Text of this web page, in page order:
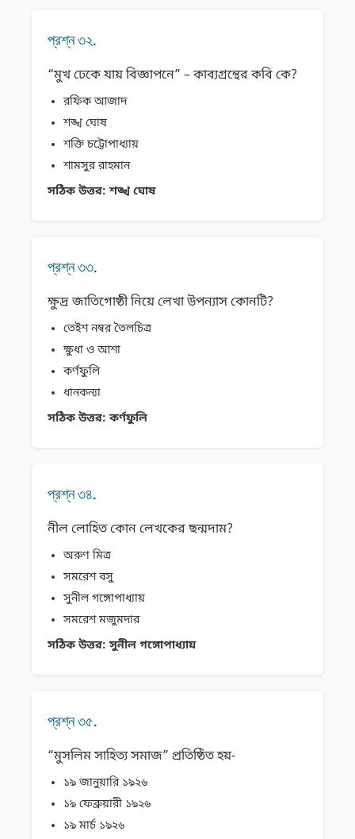
প্রশ্ন ৩২.
“মুখ ঢেকে যায় বিজ্ঞাপনে” – কাব্যগ্রন্থের কবি কে?
রফিক আজাদ
শঙ্খ ঘোষ
শক্তি চট্টোপাধ্যায়
শামসুর রাহমান
সঠিক উত্তর: শঙ্খ ঘোষ
প্রশ্ন ৩৩.
ক্ষুদ্র জাতিগোষ্ঠী নিয়ে লেখা উপন্যাস কোনটি?
তেইশ নম্বর তৈলচিত্র
ক্ষুধা ও আশা
কর্ণফুলি
ধানকন্যা
সঠিক উত্তর: কর্ণফুলি
প্রশ্ন ৩৪.
নীল লোহিত কোন লেখকের ছন্মদাম?
অরুণ মিত্র
সমরেশ বসু
সুনীল গঙ্গোপাধ্যায়
সমরেশ মজুমদার
সঠিক উত্তর: সুনীল গঙ্গোপাধ্যায়
প্রশ্ন ৩৫.
“মুসলিম সাহিত্য সমাজ” প্রতিষ্ঠিত হয়-
১৯ জানুয়ারি ১৯২৬
১৯ ফেব্রুয়ারী ১৯২৬
১৯ মার্চ ১৯২৬